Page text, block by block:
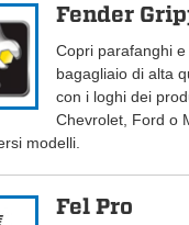
Fender
Copri parafanghi
bagagliaio di alta
con i loghi dei
Chevrolet, Ford o
modelli.
Fel Pro